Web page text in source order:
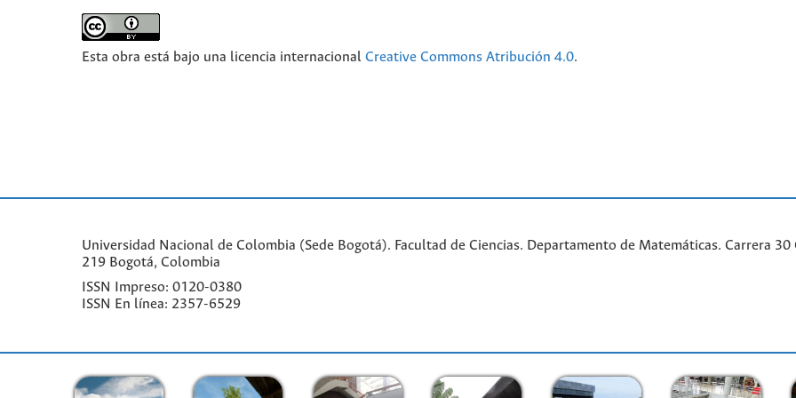
Esta obra está bajo una licencia internacional Creative Commons Atribución 4.0.
Universidad Nacional de Colombia (Sede Bogotá). Facultad de Ciencias. Departamento de Matemáticas. Carrera
219 Bogotá, Colombia
ISSN Impreso: 0120-0380
ISSN En línea: 2357-6529